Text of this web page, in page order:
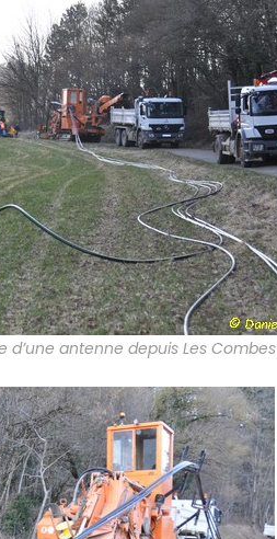
d’une antenne depuis Les Combes